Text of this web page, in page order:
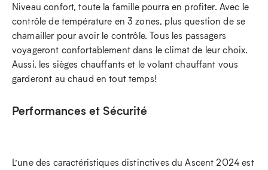
Niveau confort, toute la famille pourra en profiter. Avec le
contrôle de température en 3 zones, plus question de se
chamailler pour avoir le contrôle. Tous les passagers
voyageront confortablement dans le climat de leur choix.
Aussi, les sièges chauffants et le volant chauffant vous
garderont au chaud en tout temps!
Performances et Sécurité
L’une des caractéristiques distinctives du Ascent 2024 est